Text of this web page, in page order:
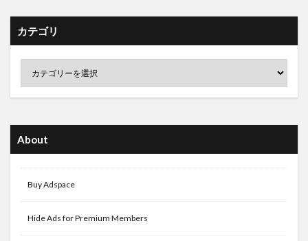
カテゴリ
About
Buy Adspace
Hide Ads for Premium Members